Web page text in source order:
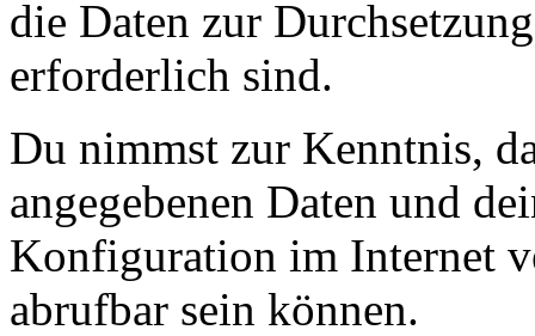
die Daten zur
erforderlich sind.
Du nimmst zur Kenntnis,
angegebenen Daten und
Konfiguration im Internet
abrufbar sein können.